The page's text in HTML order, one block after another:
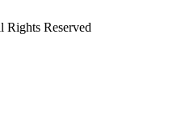
Rights Reserved